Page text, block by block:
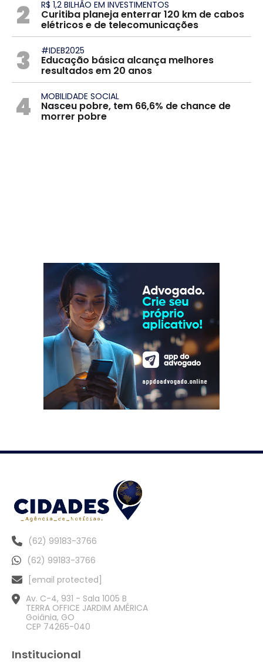
2 R$ 1,2 BILHÃO EM INVESTIMENTOS
Curitiba planeja enterrar 120 km de cabos
elétricos e de telecomunicações
3 #IDEB2025
Educação básica alcança melhores
resultados em 20 anos
4 MOBILIDADE SOCIAL
Nasceu pobre, tem 66,6% de chance de
morrer pobre
(62) 99183-3766
(62) 99183-3766
[email protected]
Av. C-4, 931 - Sala 1005 B
TERRA OFFICE JARDIM AMÉRICA
Goiânia, GO
CEP 74265-040
Institucional